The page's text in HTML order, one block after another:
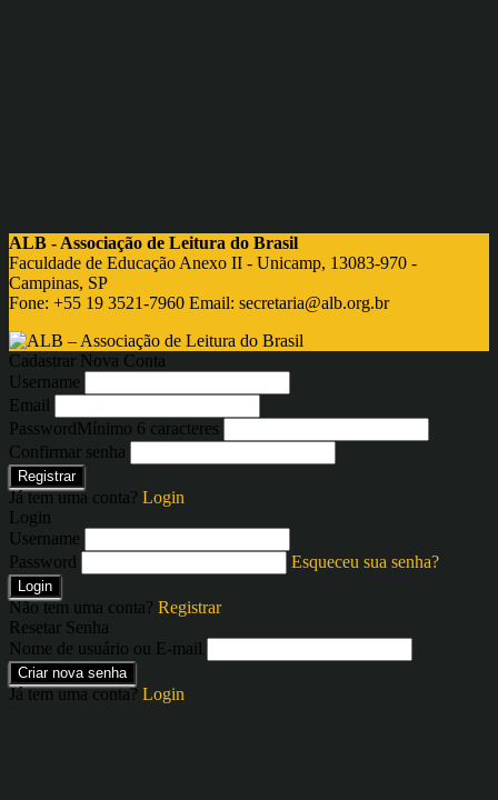
ALB - Associação de Leitura do Brasil
Faculdade de Educação Anexo II - Unicamp, 13083-970 -
Campinas, SP
Fone: +55 19 3521-7960 Email: secretaria@alb.org.br
Cadastrar Nova Conta
Username
Email
PasswordMínimo 6 caracteres
Confirmar senha
Registrar
Já tem uma conta? Login
Login
Username
Password
Esqueceu sua senha?
Login
Não tem uma conta? Registrar
Resetar Senha
Nome de usuário ou E-mail
Criar nova senha
Já tem uma conta? Login